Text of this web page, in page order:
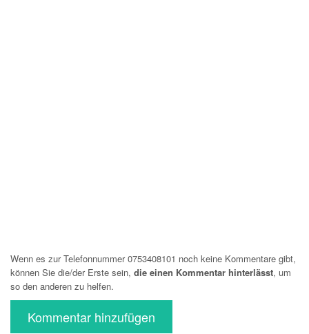
Wenn es zur Telefonnummer 0753408101 noch keine Kommentare gibt,
können Sie die/der Erste sein, die einen Kommentar hinterlässt, um
so den anderen zu helfen.
Kommentar hinzufügen